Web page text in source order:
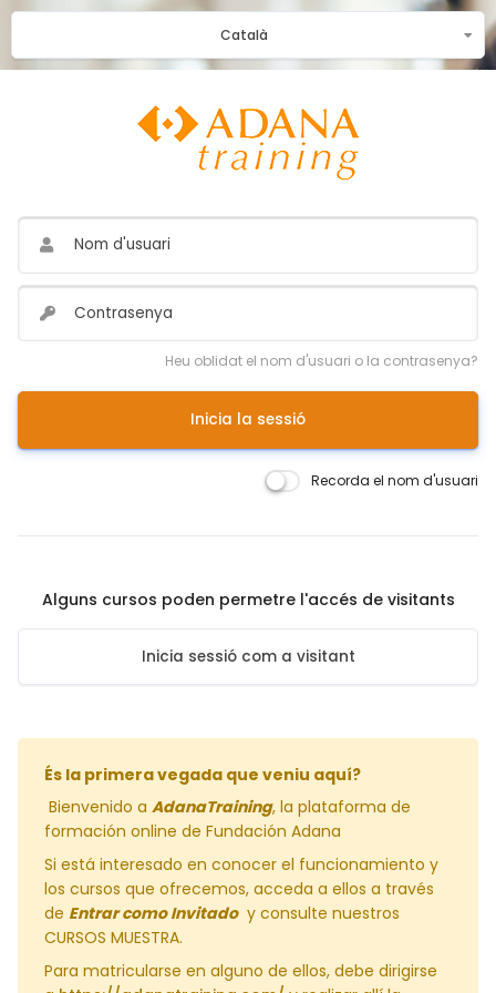
Català
Nom d'usuari
Contrasenya
Heu oblidat el nom d'usuari o la contrasenya?
Inicia la sessió
Recorda el nom d'usuari
Alguns cursos poden permetre l'accés de visitants
Inicia sessió com a visitant
És la primera vegada que veniu aquí?
Bienvenido a AdanaTraining, la plataforma de
formación online de Fundación Adana
Si está interesado en conocer el funcionamiento y
los cursos que ofrecemos, acceda a ellos a través
de Entrar como Invitadoy consulte nuestros
CURSOS MUESTRA.
Para matricularse en alguno de ellos, debe dirigirse